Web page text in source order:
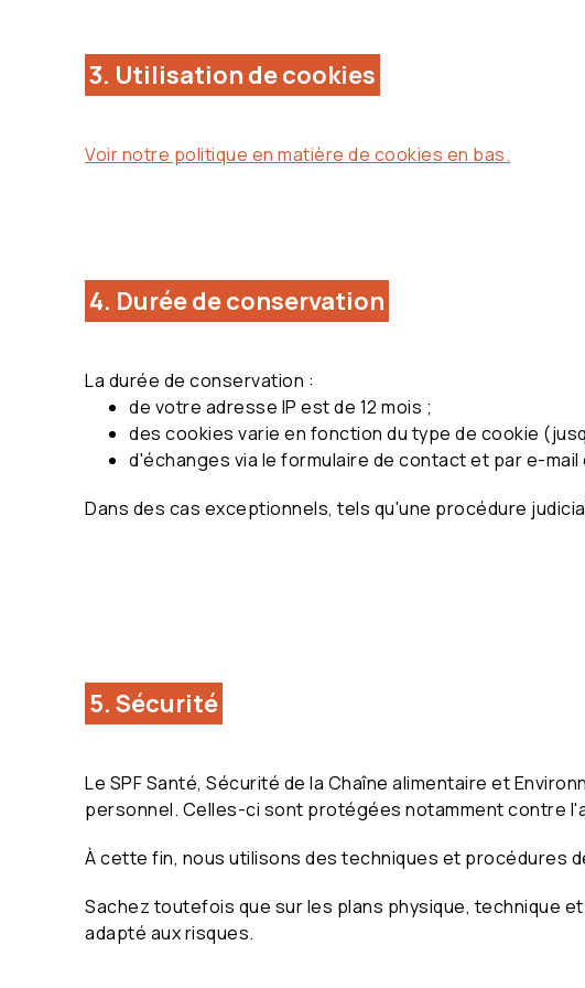
3. Utilisation de cookies
Voir notre politique en matière de cookies en bas.
4. Durée de conservation
La durée de conservation :
de votre adresse IP est de 12 mois ;
des cookies varie en fonction du type de cookie
d'échanges via le formulaire de contact et par e-mail
Dans des cas exceptionnels, tels qu'une procédure
5. Sécurité
Le SPF Santé, Sécurité de la Chaîne alimentaire et
personnel. Celles-ci sont protégées notamment contre
À cette fin, nous utilisons des techniques et procédures
Sachez toutefois que sur les plans physique, technique
adapté aux risques.